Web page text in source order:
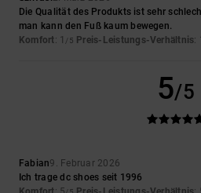
Die Qualität des Produkts ist sehr
man kann den Fuß kaum bewegen.
Komfort: 1 /5 Preis-Leistungs-Verhältnis: 1
5/5
Fabian9. Februar 2026
Ich trage dc shoes seit 1996